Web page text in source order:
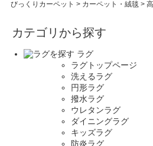
びっくりカーペット > カーペット・絨毯 >
カテゴリから探す
ラグ
ラグトップページ
洗えるラグ
円形ラグ
撥水ラグ
ウレタンラグ
ダイニングラグ
キッズラグ
防炎ラグ